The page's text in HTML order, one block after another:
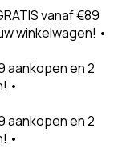
vanaf €89
winkelwagen! •
aankopen en 2
•
aankopen en 2
•